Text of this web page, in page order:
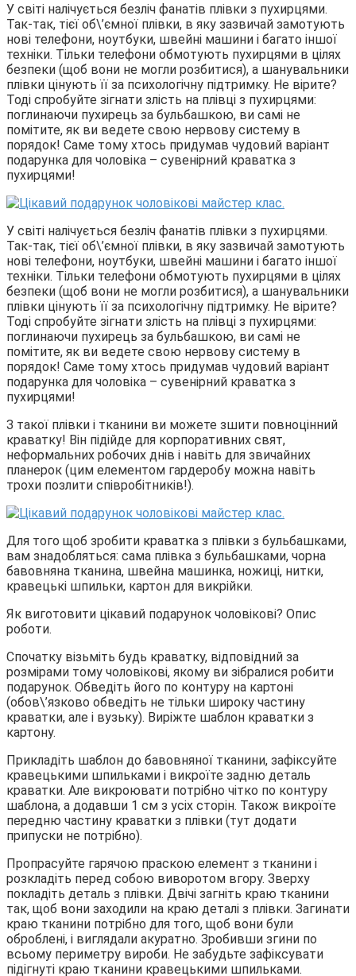
У світі налічується безліч фанатів плівки з пухирцями.
Так-так, тієї об\’ємної плівки, в яку зазвичай замотують
нові телефони, ноутбуки, швейні машини і багато іншої
техніки. Тільки телефони обмотують пухирцями в цілях
безпеки (щоб вони не могли розбитися), а шанувальники
плівки цінують її за психологічну підтримку. Не вірите?
Тоді спробуйте зігнати злість на плівці з пухирцями:
поглинаючи пухирець за бульбашкою, ви самі не
помітите, як ви ведете свою нервову систему в
порядок! Саме тому хтось придумав чудовий варіант
подарунка для чоловіка – сувенірний краватка з
пухирцями!
У світі налічується безліч фанатів плівки з пухирцями.
Так-так, тієї об\’ємної плівки, в яку зазвичай замотують
нові телефони, ноутбуки, швейні машини і багато іншої
техніки. Тільки телефони обмотують пухирцями в цілях
безпеки (щоб вони не могли розбитися), а шанувальники
плівки цінують її за психологічну підтримку. Не вірите?
Тоді спробуйте зігнати злість на плівці з пухирцями:
поглинаючи пухирець за бульбашкою, ви самі не
помітите, як ви ведете свою нервову систему в
порядок! Саме тому хтось придумав чудовий варіант
подарунка для чоловіка – сувенірний краватка з
пухирцями!
З такої плівки і тканини ви можете зшити повноцінний
краватку! Він підійде для корпоративних свят,
неформальних робочих днів і навіть для звичайних
планерок (цим елементом гардеробу можна навіть
трохи позлити співробітників!).
Для того щоб зробити краватка з плівки з бульбашками,
вам знадобляться: сама плівка з бульбашками, чорна
бавовняна тканина, швейна машинка, ножиці, нитки,
кравецькі шпильки, картон для викрійки.
Як виготовити цікавий подарунок чоловікові? Опис
роботи.
Спочатку візьміть будь краватку, відповідний за
розмірами тому чоловікові, якому ви зібралися робити
подарунок. Обведіть його по контуру на картоні
(обов\’язково обведіть не тільки широку частину
краватки, але і вузьку). Виріжте шаблон краватки з
картону.
Прикладіть шаблон до бавовняної тканини, зафіксуйте
кравецькими шпильками і викроїте задню деталь
краватки. Але викроювати потрібно чітко по контуру
шаблона, а додавши 1 см з усіх сторін. Також викроїте
передню частину краватки з плівки (тут додати
припуски не потрібно).
Пропрасуйте гарячою праскою елемент з тканини і
розкладіть перед собою виворотом вгору. Зверху
покладіть деталь з плівки. Двічі загніть краю тканини
так, щоб вони заходили на краю деталі з плівки. Загинати
краю тканини потрібно для того, щоб вони були
оброблені, і виглядали акуратно. Зробивши згини по
всьому периметру вироби. Не забудьте зафіксувати
підігнуті краю тканини кравецькими шпильками.